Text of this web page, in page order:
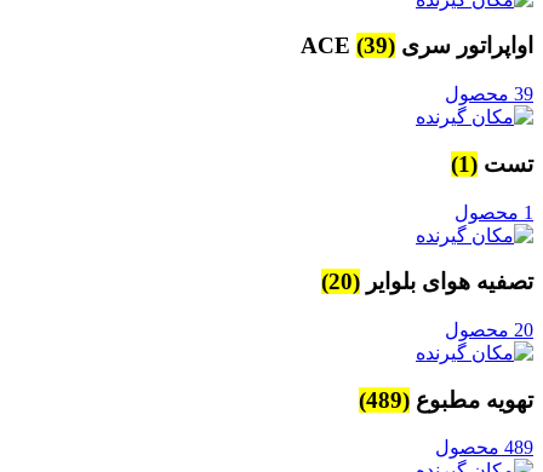
اواپراتور سری ACE (39)
39 محصول
تست (1)
1 محصول
تصفیه هوای بلوایر (20)
20 محصول
تهویه مطبوع (489)
489 محصول